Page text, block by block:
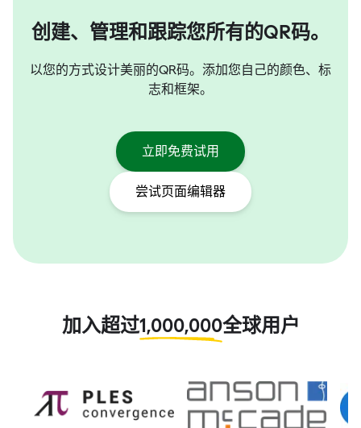
创建、管理和跟踪您所有的QR码。
以您的方式设计美丽的QR码。添加您自己的颜色、标
志和框架。
立即免费试用
尝试页面编辑器
加入超过1,000,000全球用户